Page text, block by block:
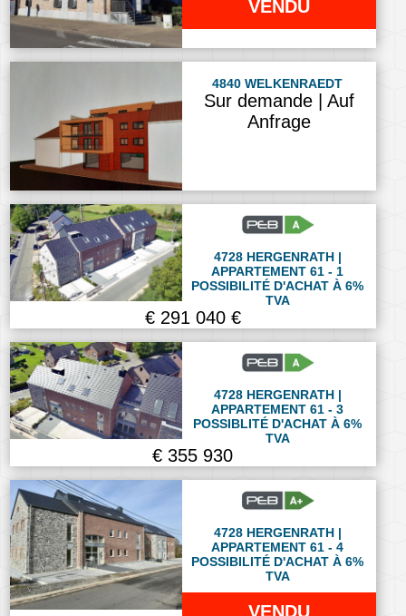
VENDU
4840 WELKENRAEDT
Sur demande | Auf
Anfrage
4728 HERGENRATH |
APPARTEMENT 61 - 1
POSSIBILITÉ D'ACHAT À 6%
TVA
€ 291 040 €
4728 HERGENRATH |
APPARTEMENT 61 - 3
POSSIBLITÉ D'ACHAT À 6%
TVA
€ 355 930
4728 HERGENRATH |
APPARTEMENT 61 - 4
POSSIBILITÉ D'ACHAT À 6%
TVA
VENDU